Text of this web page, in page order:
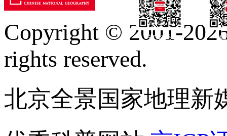
订阅号
Copyright © 2001-
rights reserved.
北京全景国家地理新